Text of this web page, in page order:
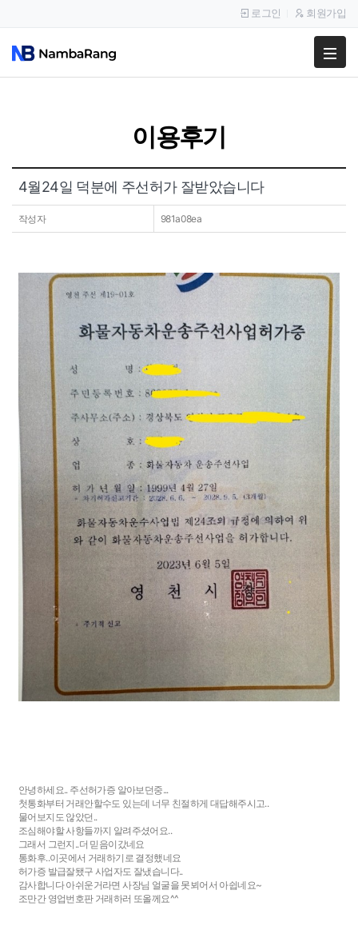
팔고
공지사항
이용후기
로그인 회원가입
이용후기
4월24일 덕분에 주선허가 잘받았습니다
작성자 981a08ea
안녕하세요.. 주선허가증 알아보던중...
첫통화부터 거래안할수도 있는데 너무 친절하게 대답해주시고..
물어보지도 않았던..
조심해야할 사항들까지 알려주셨어요..
그래서 그런지..더 믿음이갔네요
통화후..이곳에서 거래하기로 결정했네요
허가증 발급잘됐구 사업자도 잘냈습니다..
감사합니다 아쉬운거라면 사장님 얼굴을 못뵈어서 아쉽네요~
조만간 영업번호판 거래하러 또올께요^^